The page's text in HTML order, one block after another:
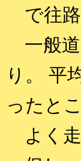
で往路
一般道
り。 平
ったとこ
よく走